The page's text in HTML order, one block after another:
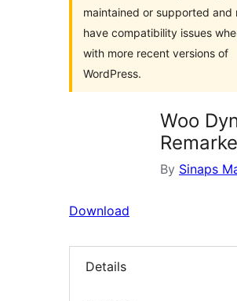
maintained or supported and
have compatibility issues
with more recent versions of
WordPress.
Woo
By Sinaps
Download
Details